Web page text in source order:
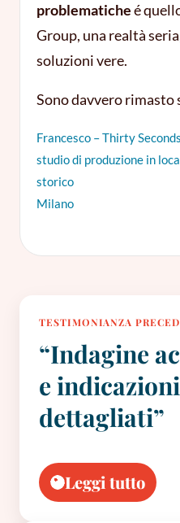
problematicheé
Group, una realtà
soluzioni vere.
Sono davvero rimasto
Francesco – Thirty Seconds
studio di produzione in
storico
Milano
TESTIMONIANZA
“Indagine
e
dettagliati”
Leggi tutto